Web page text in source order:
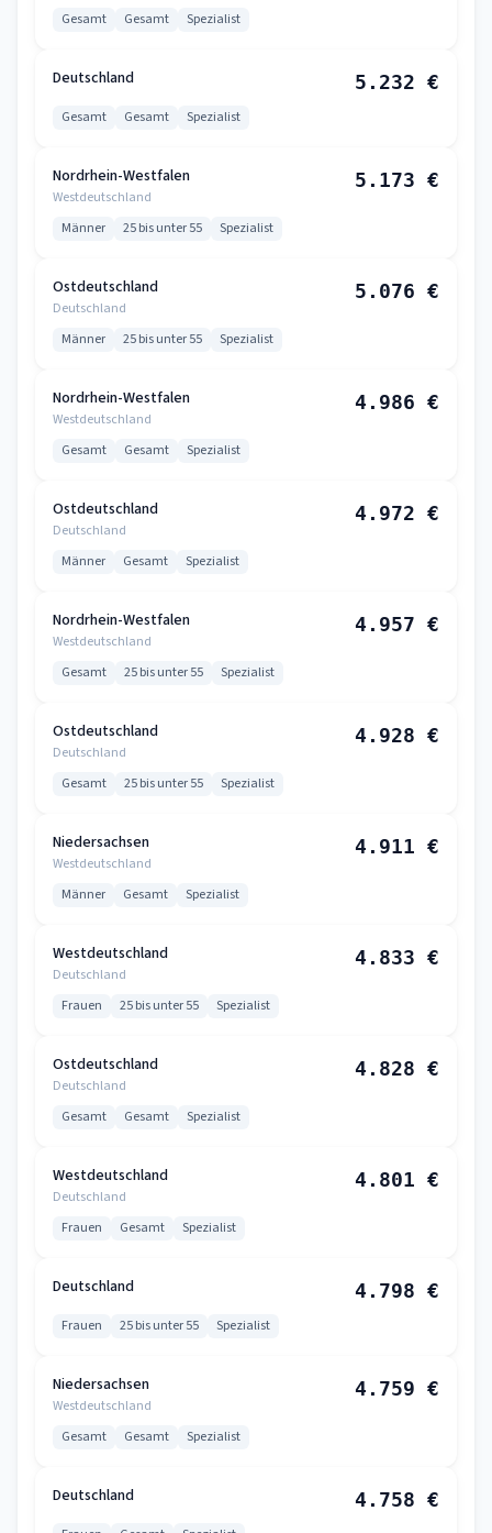
Gesamt Gesamt Spezialist
Deutschland 5.232 €
Gesamt Gesamt Spezialist
Nordrhein-Westfalen
Westdeutschland
5.173 €
Männer 25 bis unter 55 Spezialist
Ostdeutschland
Deutschland
5.076 €
Männer 25 bis unter 55 Spezialist
Nordrhein-Westfalen
Westdeutschland
4.986 €
Gesamt Gesamt Spezialist
Ostdeutschland
Deutschland
4.972 €
Männer Gesamt Spezialist
Nordrhein-Westfalen
Westdeutschland
4.957 €
Gesamt 25 bis unter 55 Spezialist
Ostdeutschland
Deutschland
4.928 €
Gesamt 25 bis unter 55 Spezialist
Niedersachsen
Westdeutschland
4.911 €
Männer Gesamt Spezialist
Westdeutschland
Deutschland
4.833 €
Frauen 25 bis unter 55 Spezialist
Ostdeutschland
Deutschland
4.828 €
Gesamt Gesamt Spezialist
Westdeutschland
Deutschland
4.801 €
Frauen Gesamt Spezialist
Deutschland 4.798 €
Frauen 25 bis unter 55 Spezialist
Niedersachsen
Westdeutschland
4.759 €
Gesamt Gesamt Spezialist
Deutschland 4.758 €